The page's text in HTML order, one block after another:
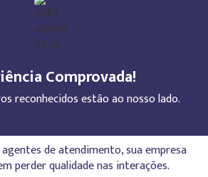
Comprovada!
reconhecidos estão ao nosso lado.
de atendimento, sua empresa
perder qualidade nas interações.